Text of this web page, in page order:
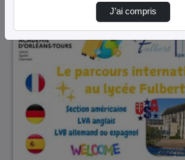
J’ai compris